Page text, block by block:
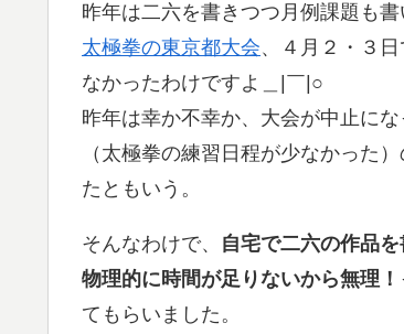
昨年は二六を書きつつ月例課題も
太極拳の東京都大会、４月２・３日
なかったわけですよ＿|￣|○
昨年は幸か不幸か、大会が中止に
（太極拳の練習日程が少なかった
たともいう。
そんなわけで、 自宅で二六の作品
物理的に時間が足りないから無理！
てもらいました。